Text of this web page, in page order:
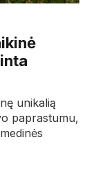
unikalią
paprastumu,